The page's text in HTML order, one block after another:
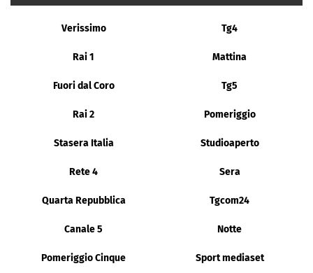
Verissimo Tg4
Rai 1 Mattina
Fuori dal Coro Tg5
Rai 2 Pomeriggio
Stasera Italia Studioaperto
Rete 4 Sera
Quarta Repubblica Tgcom24
Canale 5 Notte
Pomeriggio Cinque Sport mediaset